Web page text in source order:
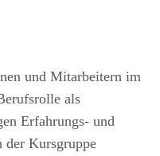
und Mitarbeitern im
als
Erfahrungs- und
der Kursgruppe